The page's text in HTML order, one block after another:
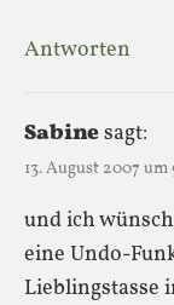
Antworten
Sabinesagt:
13. August 2007 um
und ich
eine Undo-
Lieblingstasse